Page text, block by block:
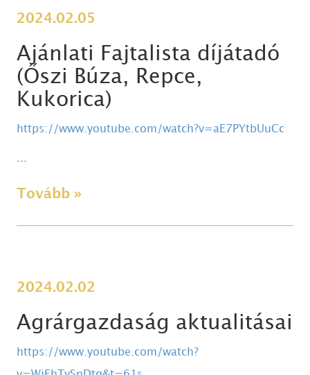
2024.02.05
Ajánlati Fajtalista díjátadó
(Őszi Búza, Repce,
Kukorica)
https://www.youtube.com/watch?v=aE7PYtbUuCc
...
Tovább »
2024.02.02
Agrárgazdaság aktualitásai
https://www.youtube.com/watch?